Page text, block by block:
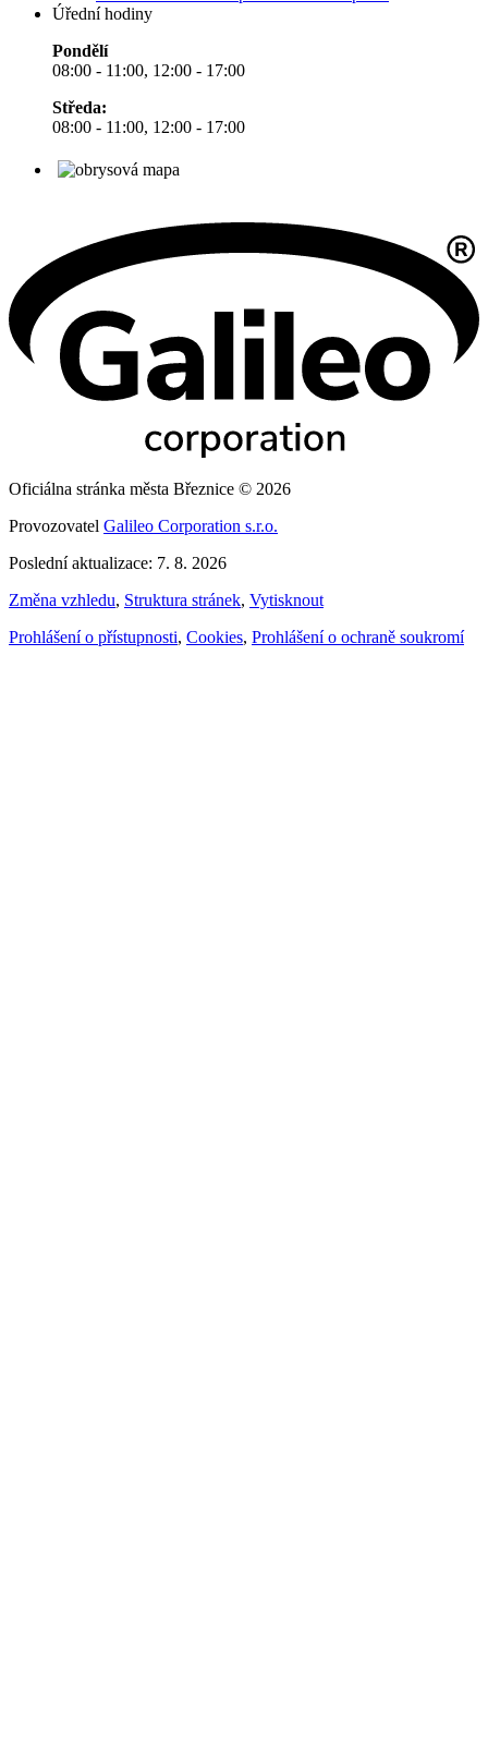
Úřední hodiny
Pondělí
08:00 - 11:00, 12:00 - 17:00
Středa:
08:00 - 11:00, 12:00 - 17:00
Oficiálna stránka města Březnice © 2026
Provozovatel Galileo Corporation s.r.o.
Poslední aktualizace: 7. 8. 2026
Změna vzhledu, Struktura stránek, Vytisknout
Prohlášení o přístupnosti, Cookies, Prohlášení o ochraně soukromí